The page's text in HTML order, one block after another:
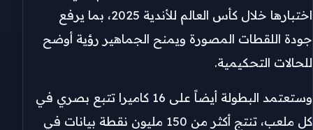
اختبارها خلال كأس العالم للأندية 2025، بما يرفع
جودة اللقطات المصورة ويمنح الجماهير رؤية أوضح
للحالات التحكيمية.
وستعتمد البطولة أيضاً على 16 كاميرا تتبع بصري في
كل ملعب، تنتج أكثر من 150 مليون نقطة بيانات في